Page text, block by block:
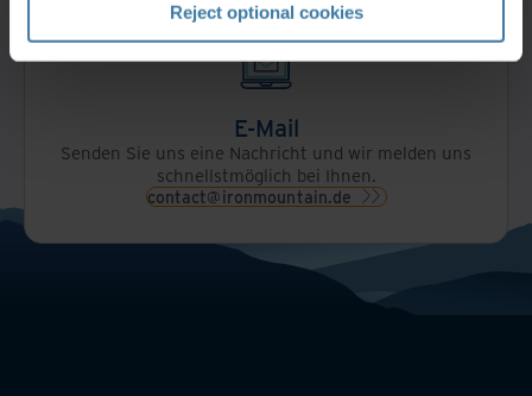
Reject optional cookies
E-Mail
Senden Sie uns eine Nachricht und wir melden uns
schnellstmöglich bei Ihnen.
contact@ironmountain.de